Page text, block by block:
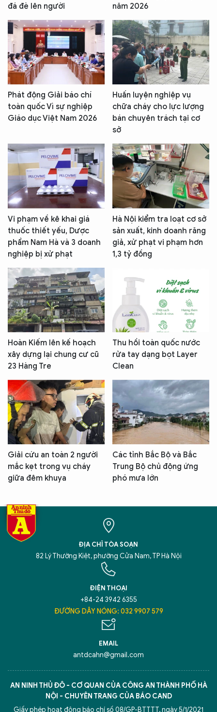
đá đè lên người
năm 2026
Phát động Giải báo chí
toàn quốc Vì sự nghiệp
Giáo dục Việt Nam 2026
Huấn luyện nghiệp vụ
chữa cháy cho lực lượng
bán chuyên trách tại cơ
sở
Vi phạm về kê khai giá
thuốc thiết yếu, Dược
phẩm Nam Hà và 3 doanh
nghiệp bị xử phạt
Hà Nội kiểm tra loạt cơ sở
sản xuất, kinh doanh răng
giả, xử phạt vi phạm hơn
1,3 tỷ đồng
Hoàn Kiếm lên kế hoạch
xây dựng lại chung cư cũ
23 Hàng Tre
Thu hồi toàn quốc nước
rửa tay dạng bọt Layer
Clean
Giải cứu an toàn 2 người
mắc kẹt trong vụ cháy
giữa đêm khuya
Các tỉnh Bắc Bộ và Bắc
Trung Bộ chủ động ứng
phó mưa lớn
ĐỊA CHỈ TÒA SOẠN
82 Lý Thường Kiệt, phường Cửa Nam, TP Hà Nội
ĐIỆN THOẠI
+84-24 3942 6355
ĐƯỜNG DÂY NÓNG: 032 9907 579
EMAIL
antdcahn@gmail.com
AN NINH THỦ ĐÔ - CƠ QUAN CỦA CÔNG AN THÀNH PHỐ HÀ
NỘI - CHUYÊN TRANG CỦA BÁO CAND
Giấy phép hoạt động báo chí số 08/GP-BTTTT, ngày 5/1/2021